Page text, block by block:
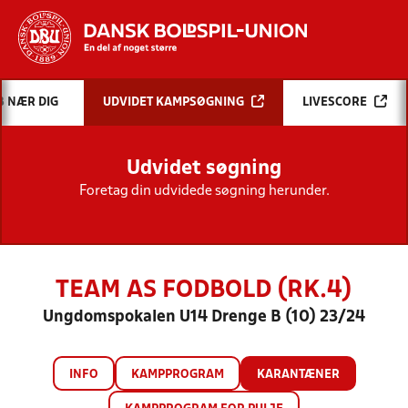
Hvad vil du søge efter?
INDHOLD OG NYHEDER
STILLINGER, RESULTATER, KLUBBER OG
HOLD
NÆR DIG UDVIDET KAMPSØGNING LIVESCORE
Udvidet søgning
Foretag din udvidede søgning herunder.
TEAM AS FODBOLD (RK.4)
Ungdomspokalen U14 Drenge B (10) 23/24
INFO KAMPPROGRAM KARANTÆNER